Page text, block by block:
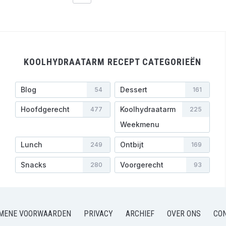
KOOLHYDRAATARM RECEPT CATEGORIEËN
Blog 54 Dessert 161
Hoofdgerecht 477
Koolhydraatarm
Weekmenu
225
Lunch 249 Ontbijt 169
Snacks 280 Voorgerecht 93
VOORWAARDEN PRIVACY ARCHIEF OVER ONS